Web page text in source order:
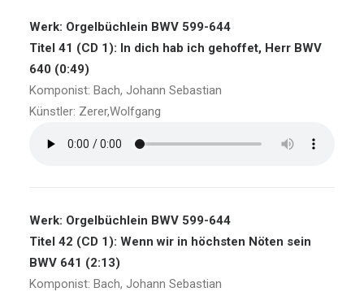
Werk: Orgelbüchlein BWV 599-644
Titel 41 (CD 1): In dich hab ich gehoffet, Herr BWV
640 (0:49)
Komponist: Bach, Johann Sebastian
Künstler: Zerer,Wolfgang
Werk: Orgelbüchlein BWV 599-644
Titel 42 (CD 1): Wenn wir in höchsten Nöten sein
BWV 641 (2:13)
Komponist: Bach, Johann Sebastian